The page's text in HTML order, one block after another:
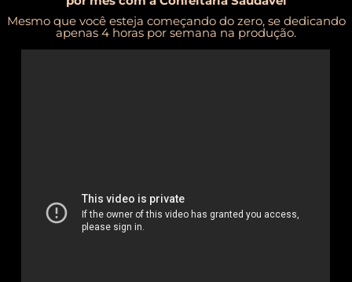
Mesmo que você esteja começando do zero, se dedicando
apenas 4 horas por semana na produção.